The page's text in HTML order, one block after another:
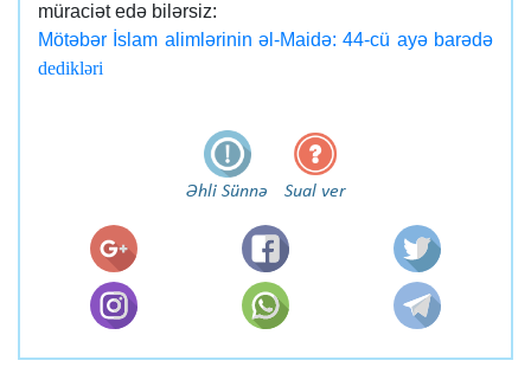
müraciət edə bilərsiz:
Mötəbər İslam alimlərinin əl-Maidə: 44-cü ayə barədə
dedikləri
Əhli Sünnə Sual ver